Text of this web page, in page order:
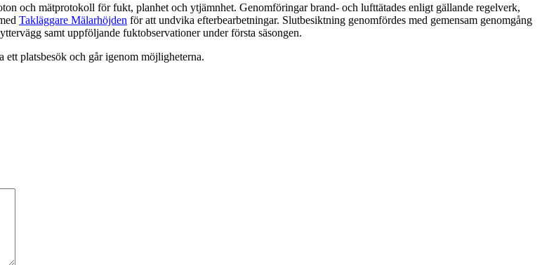
och mätprotokoll för fukt, planhet och ytjämnhet. Genomföringar brand- och lufttätades enligt gällande regelverk,
Takläggare Mälarhöjden för att undvika efterbearbetningar. Slutbesiktning genomfördes med gemensam genomgång
samt uppföljande fuktobservationer under första säsongen.
platsbesök och går igenom möjligheterna.